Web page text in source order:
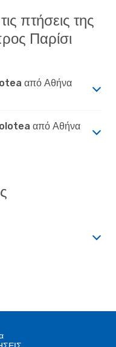
πτήσεις της
Παρίσι
από Αθήνα
από Αθήνα